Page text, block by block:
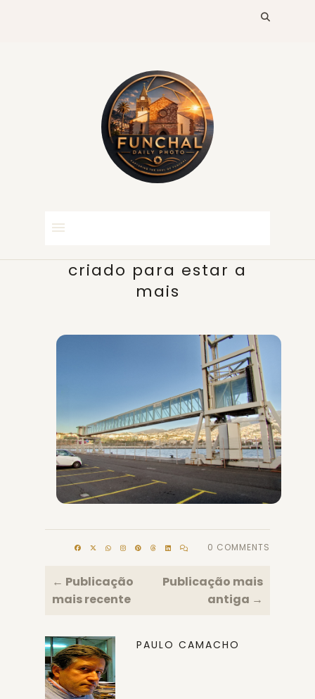
criado para estar a
mais
0 COMMENTS
← Publicação
mais recente
Publicação mais
antiga →
PAULO CAMACHO